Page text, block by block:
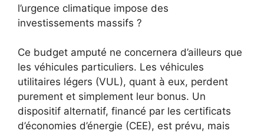
l’urgence climatique impose des
investissements massifs ?
Ce budget amputé ne concernera d’ailleurs que
les véhicules particuliers. Les véhicules
utilitaires légers (VUL), quant à eux, perdent
purement et simplement leur bonus. Un
dispositif alternatif, financé par les certificats
d’économies d’énergie (CEE), est prévu, mais